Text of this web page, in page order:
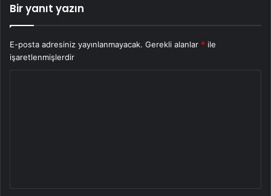
Bir yanıt yazın
E-posta adresiniz yayınlanmayacak. Gerekli alanlar * ile
işaretlenmişlerdir